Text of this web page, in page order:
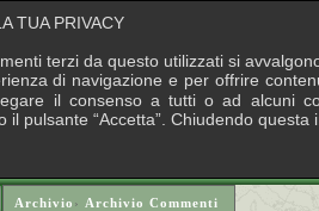
Archivio › Archivio Commenti
TUA PRIVACY
terzi da questo utilizzati si
di navigazione e per offrire
il consenso a tutti o ad alcuni
il pulsante “Accetta”. Chiudendo